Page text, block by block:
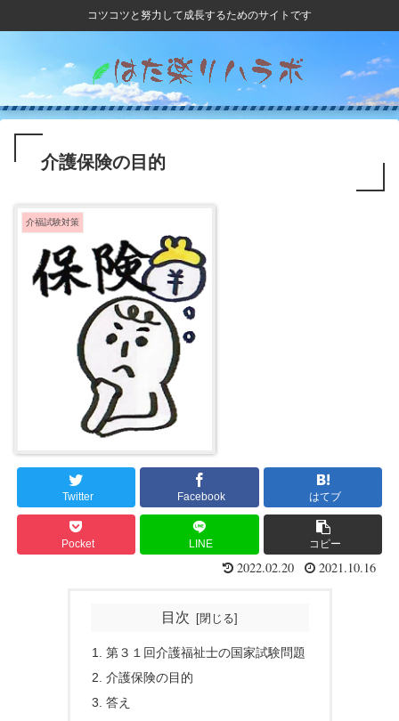
コツコツと努力して成長するためのサイトです
介護保険の目的
介福試験対策
Twitter Facebook はてブ
Pocket LINE コピー
2022.02.20 2021.10.16
目次
第３１回介護福祉士の国家試験問題
介護保険の目的
答え